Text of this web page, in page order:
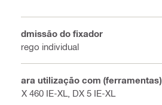
Admissão do fixador
Prego individual
Para utilização com (ferramentas)
DX 460 IE-XL, DX 5 IE-XL